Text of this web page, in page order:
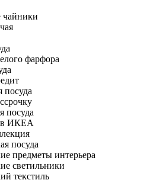
чайники
фарфора
посуда
посуда
в ИКЕА
посуда
предметы интерьера
светильники
текстиль